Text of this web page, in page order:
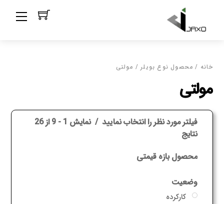
content
خانه / محصول نوع بویلر / مولتی
مولتی
فیلتر مورد نظر را انتخاب نمایید
نمایش 1 - 9 از 26
نتایج
محصول بازه قیمتی
وضعیت
کارکرده